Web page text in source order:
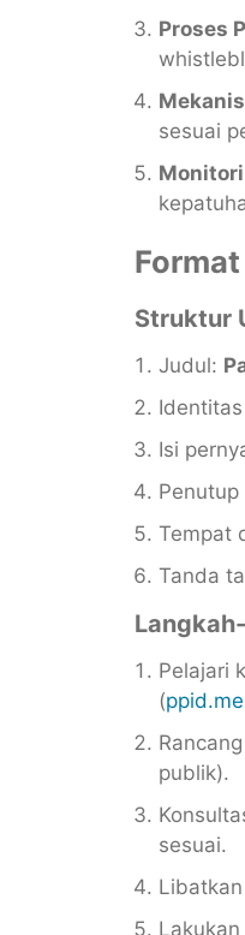
Proses
sesuai
Struktur
Judul:
Isi
Tempat
Tanda
Pelajari
(
publik).
sesuai.